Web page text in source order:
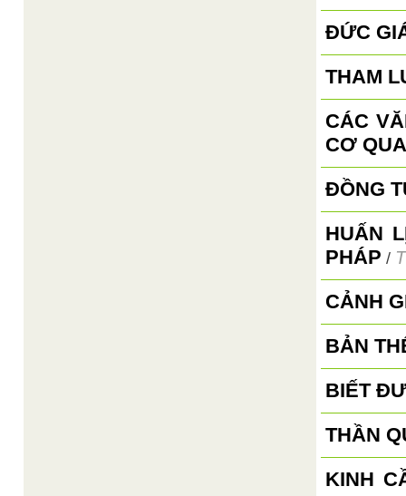
ĐỨC
THAM
CÁC
CƠ
ĐỒNG
HUẤN
PHÁP /
CẢNH
BẢN
BIẾT
THẦN
KINH